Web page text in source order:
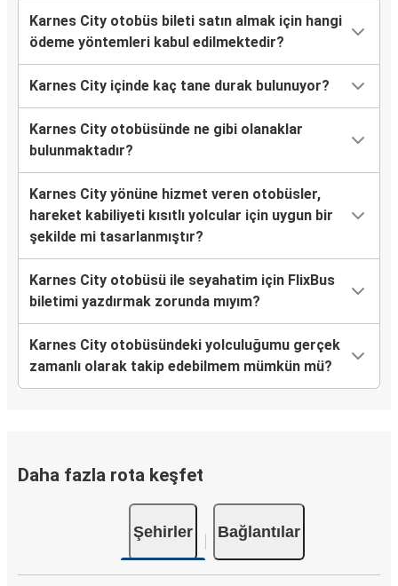
Karnes City otobüs bileti satın almak için hangi
ödeme yöntemleri kabul edilmektedir?
Karnes City içinde kaç tane durak bulunuyor?
Karnes City otobüsünde ne gibi olanaklar
bulunmaktadır?
Karnes City yönüne hizmet veren otobüsler,
hareket kabiliyeti kısıtlı yolcular için uygun bir
şekilde mi tasarlanmıştır?
Karnes City otobüsü ile seyahatim için FlixBus
biletimi yazdırmak zorunda mıyım?
Karnes City otobüsündeki yolculuğumu gerçek
zamanlı olarak takip edebilmem mümkün mü?
Daha fazla rota keşfet
Şehirler Bağlantılar